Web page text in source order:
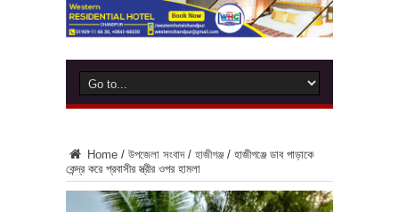
Home / উপজেলা সংবাদ / হাজীগঞ্জ / হাজীগঞ্জে ডাব পাড়াকে
কেন্দ্র করে প্রবাসীর স্ত্রীর ওপর হামলা